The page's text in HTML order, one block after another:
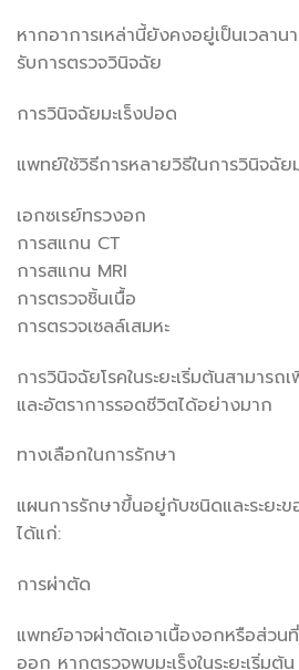
หากอาการเหล่านี้ยังคงอยู่เป็นเวลา
รับการตรวจวินิจฉัย
การวินิจฉัยมะเร็งปอด
แพทย์ใช้วิธีการหลายวิธีในการวินิจฉัย
เอกซเรย์ทรวงอก
การสแกน CT
การสแกน MRI
การตรวจชิ้นเนื้อ
การตรวจเซลล์เสมหะ
การวินิจฉัยโรคในระยะเริ่มต้นสามารถ
และอัตราการรอดชีวิตได้อย่างมาก
ทางเลือกในการรักษา
แผนการรักษาขึ้นอยู่กับชนิดและระยะข
ได้แก่:
การผ่าตัด
แพทย์อาจผ่าตัดเอาเนื้องอกหรือส่วน
ออก หากตรวจพบมะเร็งในระยะเริ่มต้น